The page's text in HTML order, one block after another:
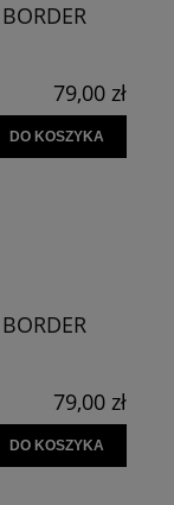
79,00 zł
DO KOSZYKA
79,00 zł
DO KOSZYKA